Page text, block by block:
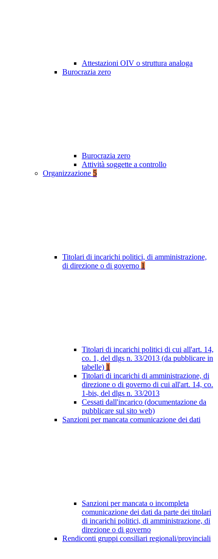
Attestazioni OIV o struttura analoga
Burocrazia zero
Burocrazia zero
Attività soggette a controllo
Organizzazione 5
Titolari di incarichi politici, di amministrazione,
di direzione o di governo 1
Titolari di incarichi politici di cui all'art. 14,
co. 1, del dlgs n. 33/2013 (da pubblicare in
tabelle) 1
Titolari di incarichi di amministrazione, di
direzione o di governo di cui all'art. 14, co.
1-bis, del dlgs n. 33/2013
Cessati dall'incarico (documentazione da
pubblicare sul sito web)
Sanzioni per mancata comunicazione dei dati
Sanzioni per mancata o incompleta
comunicazione dei dati da parte dei titolari
di incarichi politici, di amministrazione, di
direzione o di governo
Rendiconti gruppi consiliari regionali/provinciali